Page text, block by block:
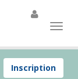
Inscription